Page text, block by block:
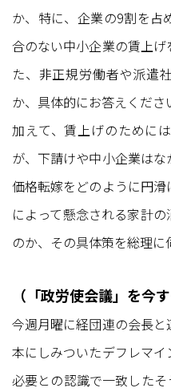
か、特に、企業の9割を占
合のない中小企業の賃上
た、非正規労働者や派遣
か、具体的にお答えくださ
加えて、賃上げのために
が、下請けや中小企業はな
価格転嫁をどのように円
によって懸念される家計
のか、その具体策を総理に
（「政労使会議」を今す
今週月曜に経団連の会長
本にしみついたデフレマ
必要との認識で一致した